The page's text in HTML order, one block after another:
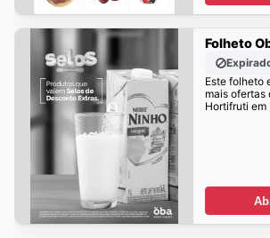
Folheto
Este folheto
mais ofertas
Hortifruti em